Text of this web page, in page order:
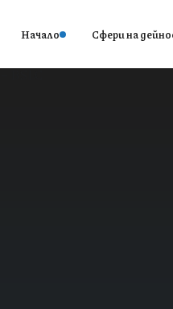
Начало Сфери на